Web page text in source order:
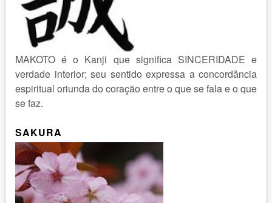
MAKOTO é o Kanji que significa SINCERIDADE e
verdade interior; seu sentido expressa a concordância
espiritual oriunda do coração entre o que se fala e o que
se faz.
SAKURA